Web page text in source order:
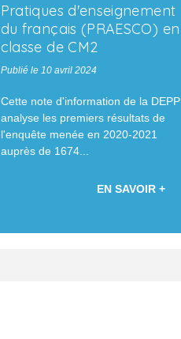
Pratiques d'enseignement
du français (PRAESCO) en
classe de CM2
Publié le 10 avril 2024
Cette note d'information de la DEPP
analyse les premiers résultats de
l'enquête menée en 2020-2021
auprès de 1674...
EN SAVOIR +